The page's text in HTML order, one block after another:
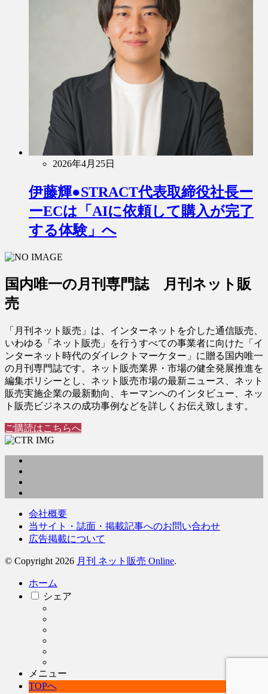
2026年4月25日
伊藤輝●STRACT代表取締役社長ー
ーECは「AIに依頼して購入が完了
する体験」へ
国内唯一の月刊専門誌 月刊ネット販
売
「月刊ネット販売」は、インターネットを介した通信販売、
いわゆる「ネット販売」を行うすべての事業者に向けた「イ
ンターネット時代のダイレクトマーケター」に贈る国内唯一
の月刊専門誌です。ネット販売業界・市場の健全発展推進を
編集ポリシーとし、ネット販売市場の最新ニュース、ネット
販売実施企業の最新動向、キーマンへのインタビュー、ネッ
ト販売ビジネスの成功事例などを詳しくお伝え致します。
ご購読はこちらへ
会社概要
当サイト・誌面・掲載記事へのお問い合わせ
広告掲載について
© Copyright 2026 月刊 ネット販売 Online.
ホーム
シェア
メニュー
TOPへ